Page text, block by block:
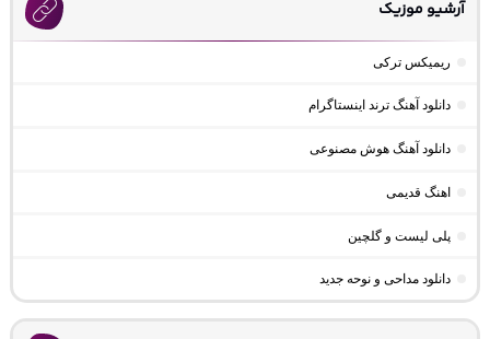
آرشیو موزیک
ریمیکس ترکی
دانلود آهنگ ترند اینستاگرام
دانلود آهنگ هوش مصنوعی
اهنگ قدیمی
پلی لیست و گلچین
دانلود مداحی و نوحه جدید